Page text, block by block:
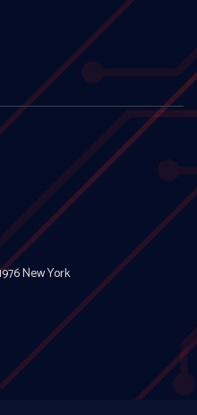
New York